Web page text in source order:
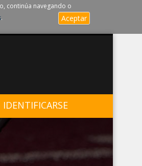
continúa navegando o
. Aceptar
IDENTIFICARSE